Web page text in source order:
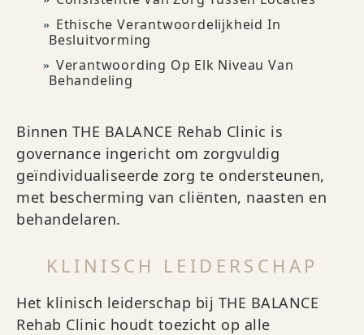
Ethische Verantwoordelijkheid In
Besluitvorming
Verantwoording Op Elk Niveau Van
Behandeling
Binnen THE BALANCE Rehab Clinic is
governance ingericht om zorgvuldig
geïndividualiseerde zorg te ondersteunen,
met bescherming van cliënten, naasten en
behandelaren.
KLINISCH LEIDERSCHAP
Het klinisch leiderschap bij THE BALANCE
Rehab Clinic houdt toezicht op alle